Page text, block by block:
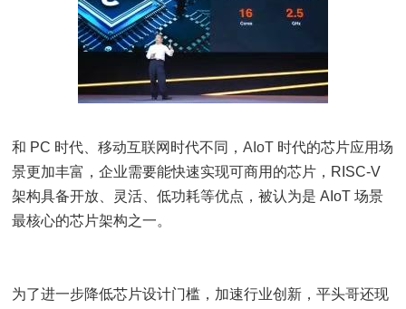
和 PC 时代、移动互联网时代不同，AIoT 时代的芯片应用场
景更加丰富，企业需要能快速实现可商用的芯片，RISC-V
架构具备开放、灵活、低功耗等优点，被认为是 AIoT 场景
最核心的芯片架构之一。
为了进一步降低芯片设计门槛，加速行业创新，平头哥还现